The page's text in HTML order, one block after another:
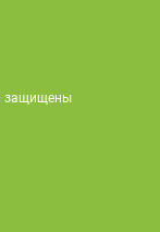
защищены